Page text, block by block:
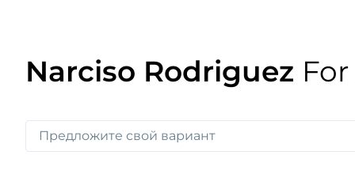
Narciso Rodriguez